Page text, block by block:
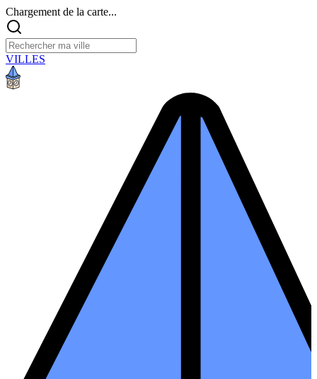
Chargement de la carte...
VILLES